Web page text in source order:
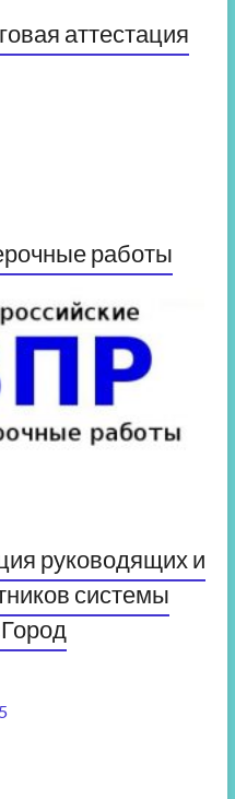
аттестация
работы
руководящих и
системы